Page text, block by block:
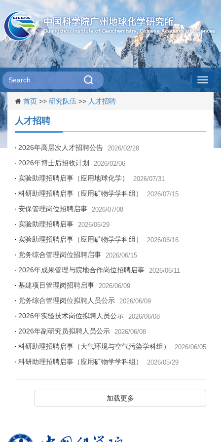
首页 >> 研究队伍 >> 人才招聘
人才招聘
2026年高层次人才招聘公告 2026/02/28
2026年博士后招收计划 2026/02/06
实验助理招聘启事（应用地球化学） 2026/07/31
科研助理招聘启事（应用矿物学学科组） 2026/07/15
安保管理岗位招聘启事 2026/07/08
实验助理招聘启事 2026/06/29
实验助理招聘启事（应用矿物学学科组） 2026/06/16
党务综合管理岗位招聘启事 2026/06/15
2026年成果管理与院地合作岗位招聘启事 2026/06/11
基建项目管理岗招聘启事 2026/06/09
党务综合管理岗位拟聘人员公示 2026/06/09
2026年实验技术岗位拟聘人员公示 2026/06/08
2026年副研究员拟聘人员公示 2026/06/08
科研助理招聘启事（大气环境与空气污染学科组） 2026/06/05
科研助理招聘启事（应用矿物学学科组） 2026/05/29
加载更多